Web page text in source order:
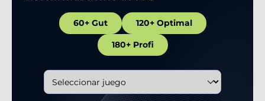
60+ Gut 120+ Optimal
180+ Profi